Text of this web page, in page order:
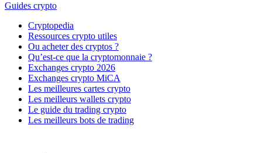
Guides crypto
Cryptopedia
Ressources crypto utiles
Ou acheter des cryptos ?
Qu’est-ce que la cryptomonnaie ?
Exchanges crypto 2026
Exchanges crypto MiCA
Les meilleures cartes crypto
Les meilleurs wallets crypto
Le guide du trading crypto
Les meilleurs bots de trading